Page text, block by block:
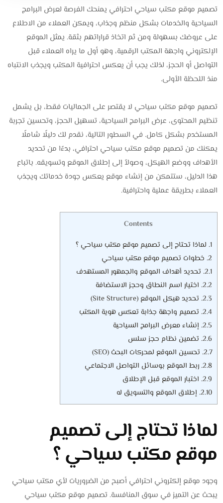
تصميم موقع مكتب سياحي احترافي يمنحك الفرصة لعرض البرامج
السياحية والخدمات بشكل منظم وجذاب، ويمكن العملاء من الاطلاع
على عروضك بسهولة ومن ثم اتخاذ قراراتهم بثقة. يمثل الموقع
الإلكتروني واجهة المكتب الرقمية، وهو أول ما يراه العملاء قبل
التواصل أو الحجز، لذلك يجب أن يعكس احترافية المكتب ويجذب الانتباه
منذ اللحظة الأولى.
تصميم موقع مكتب سياحي لا يقتصر على الجماليات فقط، بل يشمل
تنظيم المحتوى، عرض البرامج السياحية، تسهيل الحجز، وتحسين تجربة
المستخدم بشكل كامل. في السطور التالية، نقدم لك دليلًا شاملًا
يمكنك من تصميم موقع مكتب سياحي احترافي، بدءًا من تحديد
الأهداف ووضع الهيكل، وصولاً إلى إطلاق الموقع وتسويقه. باتباع
هذا الدليل، ستتمكن من إنشاء موقع يعكس جودة خدماتك ويجذب
العملاء بطريقة عملية واحترافية.
Contents
1. لماذا تحتاج إلى تصميم موقع مكتب سياحي ؟
2. خطوات تصميم موقع مكتب سياحي
2.1. تحديد أهداف الموقع والجمهور المستهدف
2.2. اختيار اسم النطاق وحجز الاستضافة
2.3. تحديد هيكل الموقع (Site Structure)
2.4. تصميم واجهة جذابة تعكس هوية المكتب
2.5. إنشاء معرض البرامج السياحية
2.6. تضمين نظام حجز سلس
2.7. تحسين الموقع لمحركات البحث (SEO)
2.8. ربط الموقع بوسائل التواصل الاجتماعي
2.9. اختبار الموقع قبل الإطلاق
2.10. إطلاق الموقع والتسويق له
لماذا تحتاج إلى تصميم
موقع مكتب سياحي ؟
وجود موقع إلكتروني احترافي أصبح من الضروريات لأي مكتب سياحي
يبحث عن التميز في سوق المنافسة. تصميم موقع مكتب سياحي